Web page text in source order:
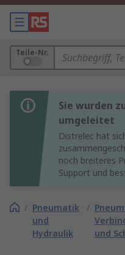
Teile-Nr.
Sie wurden
umgeleitet
Distrelec hat
noch breiteres
Support und
/ Pneumatik
und
Hydraulik
/
und